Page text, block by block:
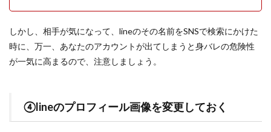
しかし、相手が気になって、lineのその名前をSNSで検索にかけた
時に、万一、あなたのアカウントが出てしまうと身バレの危険性
が一気に高まるので、注意しましょう。
④lineのプロフィール画像を変更しておく